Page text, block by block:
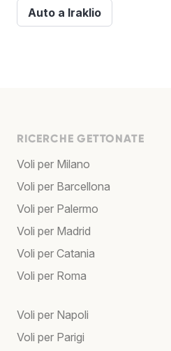
Auto a Iraklio
RICERCHE GETTONATE
Voli per Milano
Voli per Barcellona
Voli per Palermo
Voli per Madrid
Voli per Catania
Voli per Roma
Voli per Napoli
Voli per Parigi